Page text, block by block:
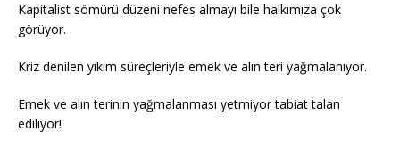
Kapitalist sömürü düzeni nefes almayı bile halkımıza çok
görüyor.
Kriz denilen yıkım süreçleriyle emek ve alın teri yağmalanıyor.
Emek ve alın terinin yağmalanması yetmiyor tabiat talan
ediliyor!